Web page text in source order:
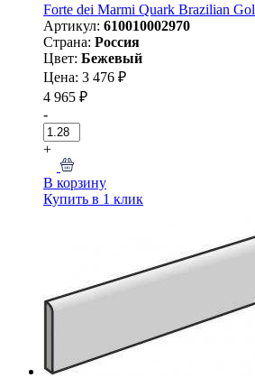
Forte dei Marmi Quark Brazilian
Артикул: 610010002970
Страна: Россия
Цвет: Бежевый
Цена: 3 476 ₽
4 965 ₽
-
+
В корзину
Купить в 1 клик